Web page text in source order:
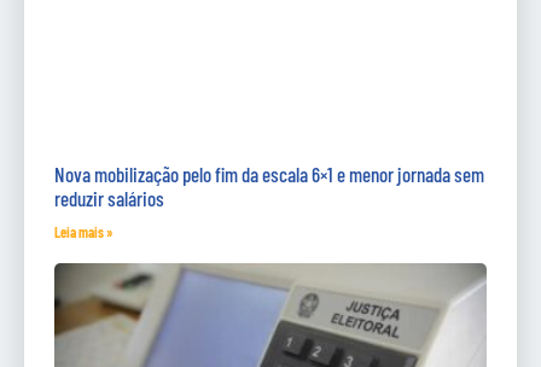
Nova mobilização pelo fim da escala 6×1 e menor jornada sem
reduzir salários
Leia mais »